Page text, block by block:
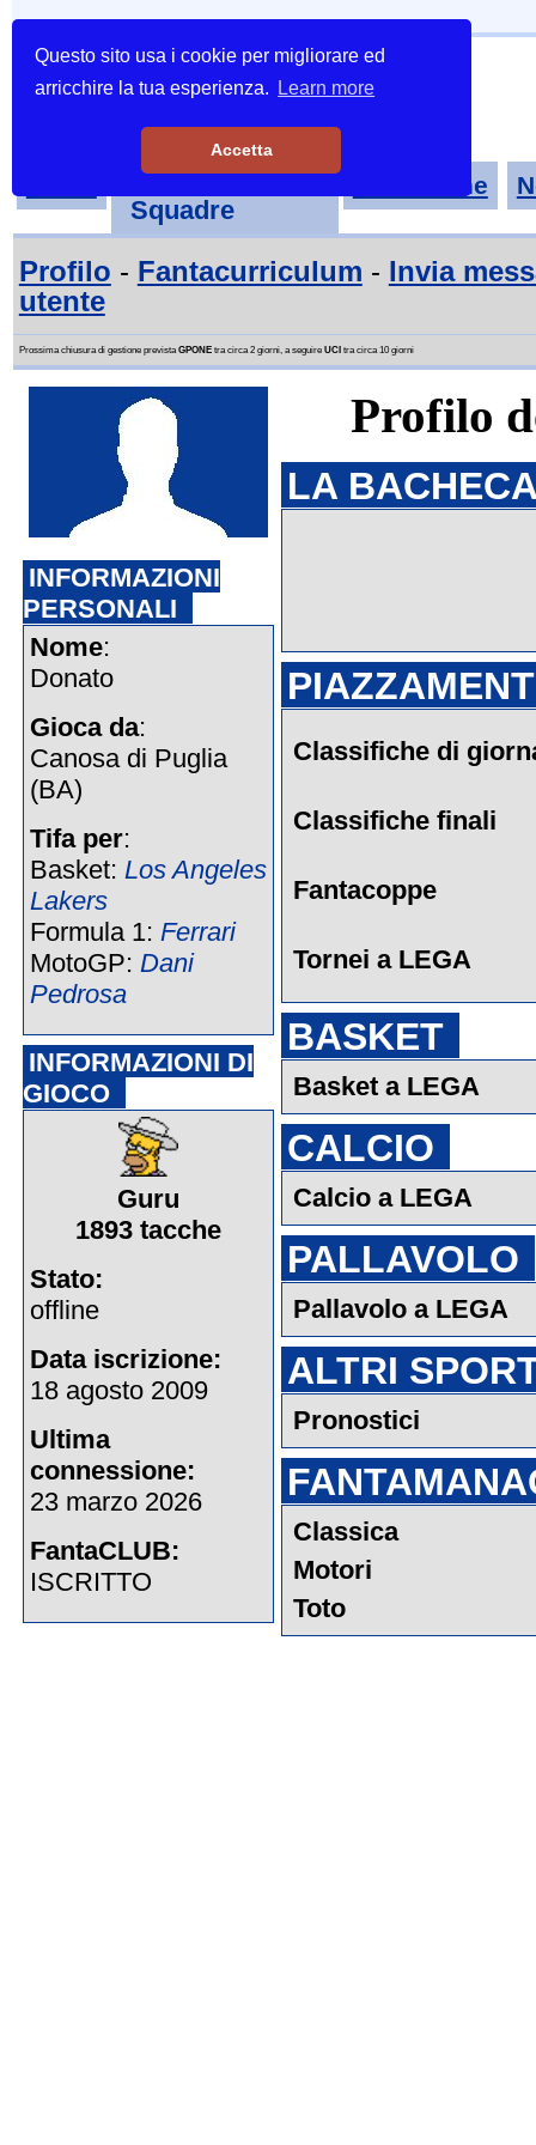
Questo sito usa i cookie per migliorare ed
arricchire la tua esperienza.
Learn more
Accetta
Tornei-
Squadre
Classifiche
Profilo - Fantacurriculum - Invia
utente
Prossima chiusura di gestione previstaGPONEtra circa 2 giorni, a seguire UCI tra circa 10 giorni
INFORMAZIONI
PERSONALI
Nome:
Donato
Gioca da:
Canosa di Puglia
(BA)
Tifa per:
Basket: Los Angeles
Lakers
Formula 1: Ferrari
MotoGP: Dani
Pedrosa
INFORMAZIONI DI
GIOCO
Guru
1893 tacche
Stato:
offline
Data iscrizione:
18 agosto 2009
Ultima
connessione:
23 marzo 2026
FantaCLUB:
ISCRITTO
Profilo
LA
Classifiche di
Classifiche finali
Fantacoppe
Tornei a LEGA
BASKET
Basket a LEGA
CALCIO
Calcio a LEGA
PALLAVOLO
Pallavolo a LEGA
ALTRI
Pronostici
Classica
Motori
Toto